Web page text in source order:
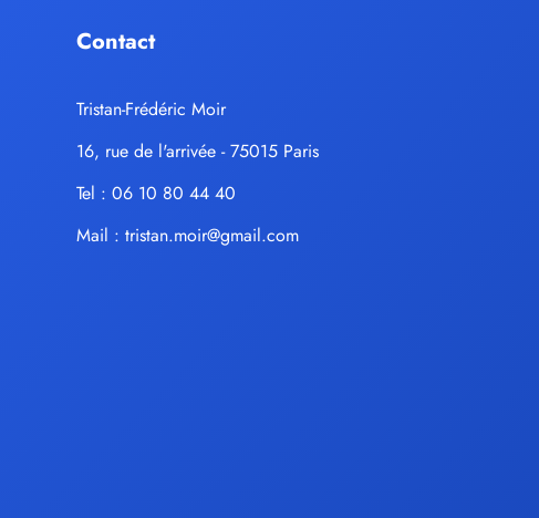
Contact
Tristan-Frédéric Moir
16, rue de l'arrivée - 75015 Paris
Tel : 06 10 80 44 40
Mail :tristan.moir@gmail.com